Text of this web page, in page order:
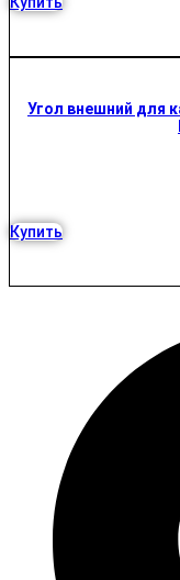
Угол внешний для
Купить